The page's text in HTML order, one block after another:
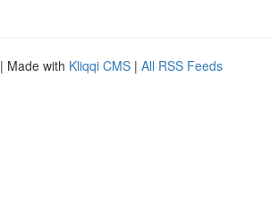
| Made with Kliqqi CMS | All RSS Feeds